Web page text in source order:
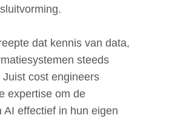
dat kennis van data,
steeds
cost engineers
expertise om de
AI effectief in hun eigen